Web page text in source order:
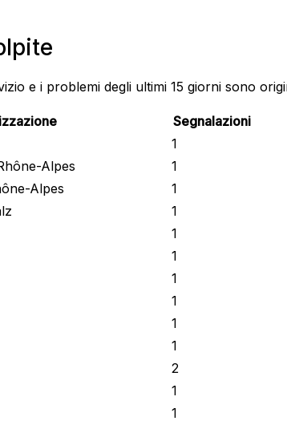
e i problemi degli ultimi 15 giorni sono
Segnalazioni
1
Alpes
1
Alpes
1
1
1
1
1
1
1
1
2
1
1